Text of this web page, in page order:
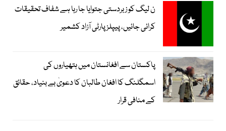
ن لیگ کو زبردستی جتوایا جا رہا ہے شفاف تحقیقات
کرائی جائیں، پیپلز پارٹی آزاد کشمیر
پاکستان سے افغانستان میں ہتھیاروں کی
اسمگلنگ کا افغان طالبان کا دعویٰ بے بنیاد، حقائق
کے منافی قرار